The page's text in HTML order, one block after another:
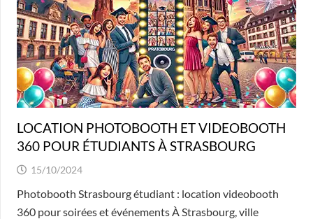
LOCATION PHOTOBOOTH ET VIDEOBOOTH
360 POUR ÉTUDIANTS À STRASBOURG
15/10/2024
Photobooth Strasbourg étudiant : location videobooth
360 pour soirées et événements À Strasbourg, ville